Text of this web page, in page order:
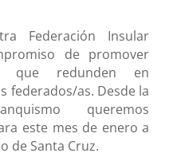
Federación Insular
de promover
que redunden en
federados/as. Desde la
queremos
este mes de enero a
de Santa Cruz.